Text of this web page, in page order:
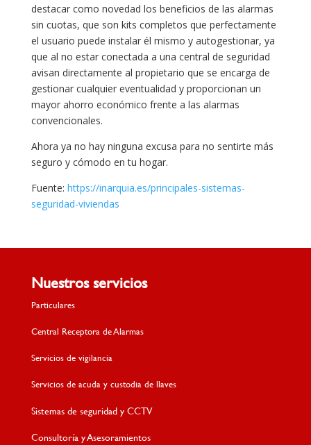
destacar como novedad los beneficios de las alarmas
sin cuotas, que son kits completos que perfectamente
el usuario puede instalar él mismo y autogestionar, ya
que al no estar conectada a una central de seguridad
avisan directamente al propietario que se encarga de
gestionar cualquier eventualidad y proporcionan un
mayor ahorro económico frente a las alarmas
convencionales.
Ahora ya no hay ninguna excusa para no sentirte más
seguro y cómodo en tu hogar.
Fuente: https://inarquia.es/principales-sistemas-
seguridad-viviendas
Nuestros servicios
Particulares
Central Receptora de Alarmas
Servicios de vigilancia
Servicios de acuda y custodia de llaves
Sistemas de seguridad y CCTV
Consultoría y Asesoramientos